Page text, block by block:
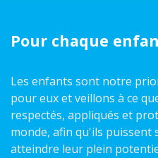
Pour chaque
Les enfants sont notre
pour eux et veillons à ce
respectés, appliqués et
monde, afin qu'ils puissent
atteindre leur plein